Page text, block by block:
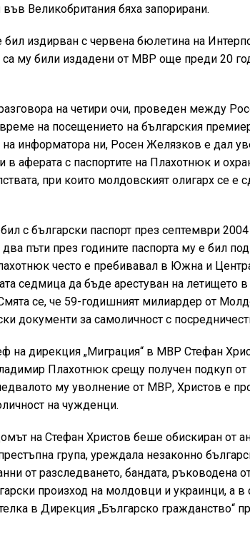
Великобритания бяха запорирани.
издирван с червена бюлетина на
са му били издадени от МВР още преди 20
на четири очи, проведен между
на посещението на българския
информатора ни, Росен Желязков е дал
аферата с паспортите на Плахотнюк и
при които молдовският олигарх се е
с български паспорт през септември 2004
пъти през годините паспорта му е бил
често е пребивавал в Южна и
седмица да бъде арестуван на летището
се, че 59-годишният милиардер от
документи за самоличност с
на дирекция „Миграция“ в МВР Стефан
Плахотнюк срещу получен подкуп
му уволнение от МВР, Христов е
на чужденци.
на Стефан Христов беше обискиран от
група, уреждала незаконно
от разследването, бандата,
произход на молдовци и украинци, а в
в Дирекция „Българско гражданство“